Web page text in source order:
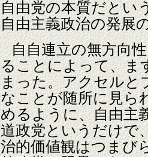
自由党の本質だとい
自由主義政治の発展
自自連立の無方向
ることによって、ま
まった。アクセルと
なことが随所に見ら
めるように、自由主
道政党というだけで
治的価値観はつまび